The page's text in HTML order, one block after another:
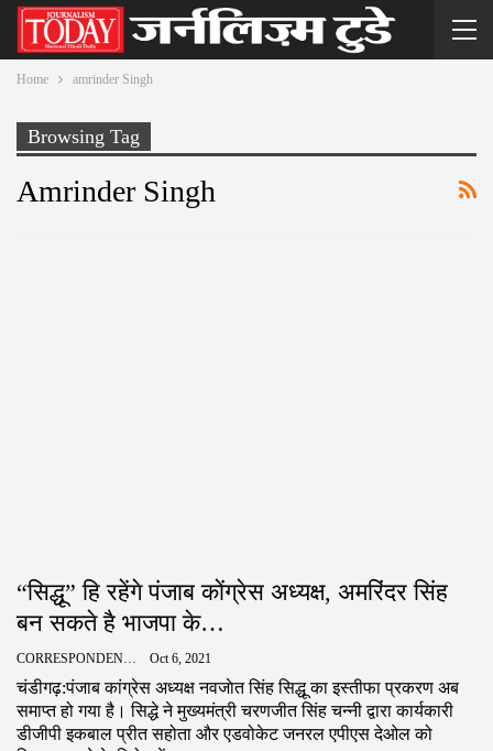
Home amrinder Singh
Browsing Tag
Amrinder Singh
“सिद्धू” हि रहेंगे पंजाब कोंग्रेस अध्यक्ष, अमरिंदर सिंह
बन सकते है भाजपा के…
CORRESPONDENCE Oct 6, 2021
चंडीगढ़:पंजाब कांग्रेस अध्‍यक्ष नवजाेत सिंह सिद्धू का इस्‍तीफा प्रकरण अब
समाप्‍त हो गया है। सिद्धे ने मुख्यमंत्री चरणजीत सिंह चन्नी द्वारा कार्यकारी
डीजीपी इकबाल प्रीत सहोता और एडवोकेट जनरल एपीएस देओल को